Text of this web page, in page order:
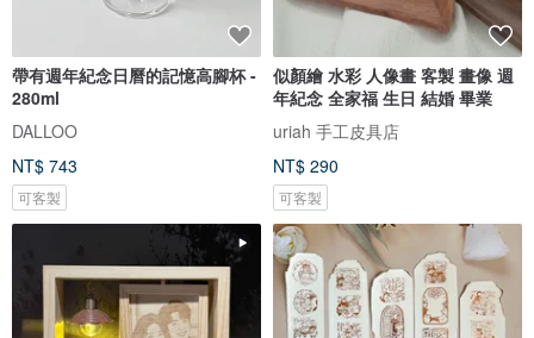
帶有週年紀念日曆的記憶高腳杯 -
280ml
DALLOO
NT$ 743
可客製
似顏繪 水彩 人像畫 客製 畫像 週
年紀念 全家福 生日 結婚 畢業
uriah 手工皮具店
NT$ 290
可客製